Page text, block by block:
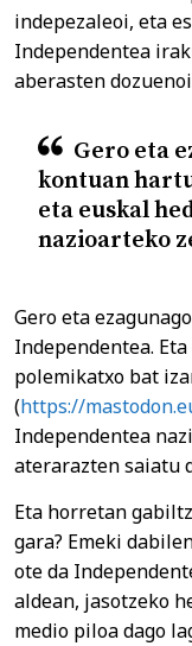
indepezaleoi, eta
Independentea
aberasten
Gero eta
kontuan
eta euskal
nazioarteko
Gero eta
Independentea.
polemikatxo bat
(https://
Independentea
aterarazten saiatu
Eta horretan
gara? Emeki
ote da
aldean, jasotzeko
medio piloa dago